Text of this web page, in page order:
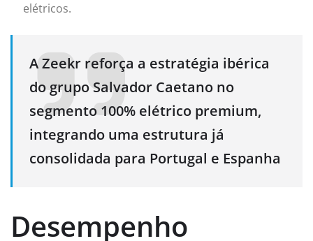
elétricos.
A Zeekr reforça a estratégia ibérica
do grupo Salvador Caetano no
segmento 100% elétrico premium,
integrando uma estrutura já
consolidada para Portugal e Espanha
Desempenho